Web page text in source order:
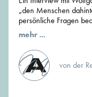
„den Menschen
persönliche Fragen
mehr ...
von der